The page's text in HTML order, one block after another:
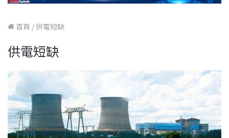
首頁 /供電短缺
供電短缺